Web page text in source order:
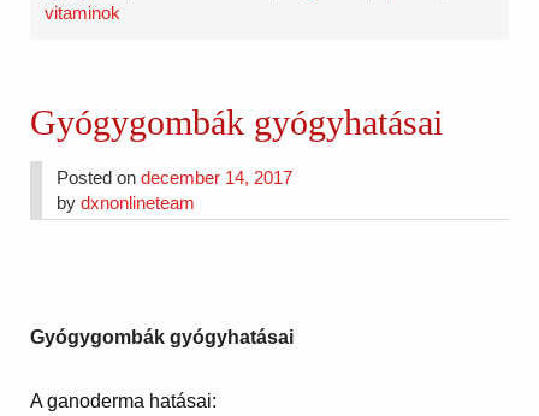
vitaminok
Gyógygombák gyógyhatásai
Posted ondecember 14, 2017
bydxnonlineteam
Gyógygombák gyógyhatásai
A ganoderma hatásai: